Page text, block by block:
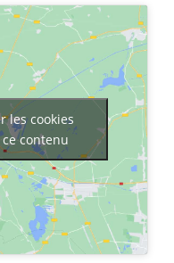
les cookies
contenu